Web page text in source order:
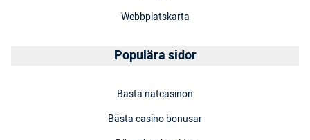
Webbplatskarta
Populära sidor
Bästa nätcasinon
Bästa casino bonusar